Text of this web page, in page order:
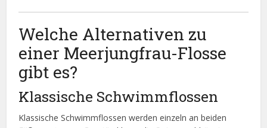
Welche Alternativen zu
einer Meerjungfrau-Flosse
gibt es?
Klassische Schwimmflossen
Klassische Schwimmflossen werden einzeln an beiden